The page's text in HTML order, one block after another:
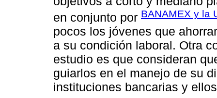
en conjunto por BANAMEX y la
pocos los jóvenes que
a su condición laboral. Otra
estudio es que consideran
guiarlos en el manejo de su
instituciones bancarias y